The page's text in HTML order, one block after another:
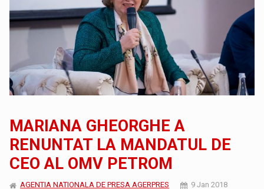
MARIANA GHEORGHE A
RENUNTAT LA MANDATUL DE
CEO AL OMV PETROM
AGENTIA NATIONALA DE PRESA AGERPRES 9 Jan 2018